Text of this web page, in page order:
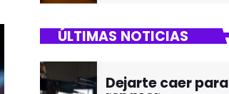
ÚLTIMAS NOTICIAS
Dejarte caer para